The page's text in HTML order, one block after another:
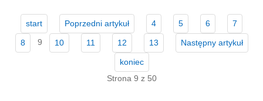
start Poprzedni artykuł 4 5 6 7
8 9 10 11 12 13 Następny artykuł
koniec
Strona 9 z 50